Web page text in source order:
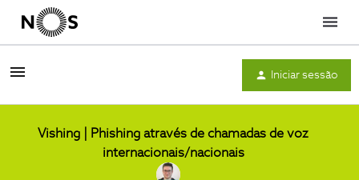
Menu
Iniciar sessão
Vishing | Phishing através de chamadas de voz
internacionais/nacionais